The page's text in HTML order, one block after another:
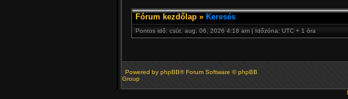
Fórum kezdőlap » Keresés
Pontos idő: csüt. aug. 06, 2026 4:18 am | Időzóna: UTC + 1 óra
Powered by phpBB® Forum Software © phpBB
Group